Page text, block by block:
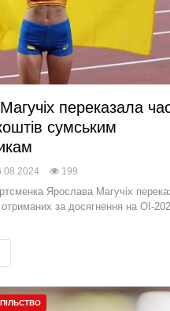
переказала
сумським
199
Ярослава Магучіх
за досягнення на ОІ-